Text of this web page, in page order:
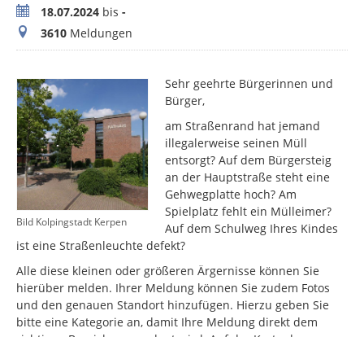
Zeitraum18.07.2024 bis -
Meldungen
3610 Meldungen
Bild Kolpingstadt Kerpen
Sehr geehrte Bürgerinnen und
Bürger,
am Straßenrand hat jemand
illegalerweise seinen Müll
entsorgt? Auf dem Bürgersteig
an der Hauptstraße steht eine
Gehwegplatte hoch? Am
Spielplatz fehlt ein Mülleimer?
Auf dem Schulweg Ihres Kindes
ist eine Straßenleuchte defekt?
Alle diese kleinen oder größeren Ärgernisse können Sie
hierüber melden. Ihrer Meldung können Sie zudem Fotos
und den genauen Standort hinzufügen. Hierzu geben Sie
bitte eine Kategorie an, damit Ihre Meldung direkt dem